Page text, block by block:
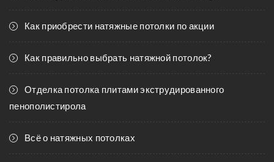
Как приобрести натяжные потолки по акции
Как правильно выбрать натяжной потолок?
Отделка потолка плитами экструдированного
пенополистирола
Всё о натяжных потолках